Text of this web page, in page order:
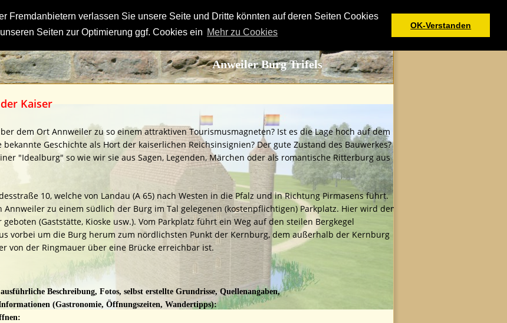
Fremdanbietern verlassen Sie unsere Seite und Dritte könnten auf deren Seiten Cookies
Seiten zur Optimierung ggf. Cookies ein Mehr zu Cookies
OK-Verstanden
Anweiler Burg Trifels
Kaiser
dem Ort Annweiler zu so einem attraktiven Tourismusmagneten? Ist es die Lage hoch auf dem
bekannte Geschichte als Hort der kaiserlichen Reichsinsignien? Der gute Zustand des Bauwerkes?
"Idealburg" so wie wir sie aus Sagen, Legenden, Märchen oder als romantische Ritterburg aus
10, welche von Landau (A 65) nach Westen in die Pfalz und in Richtung Pirmasens führt.
zu einem südlich der Burg im Tal gelegenen (kostenpflichtigen) Parkplatz. Hier wird dem
(Gaststätte, Kioske usw.). Vom Parkplatz führt ein Weg auf den steilen Bergkegel
vorbei um die Burg herum zum nördlichsten Punkt der Kernburg, dem außerhalb der Kernburg
von der Ringmauer über eine Brücke erreichbar ist.
Beschreibung, Fotos, selbst erstellte Grundrisse, Quellenangaben,
(Gastronomie, Öffnungszeiten, Wandertipps):